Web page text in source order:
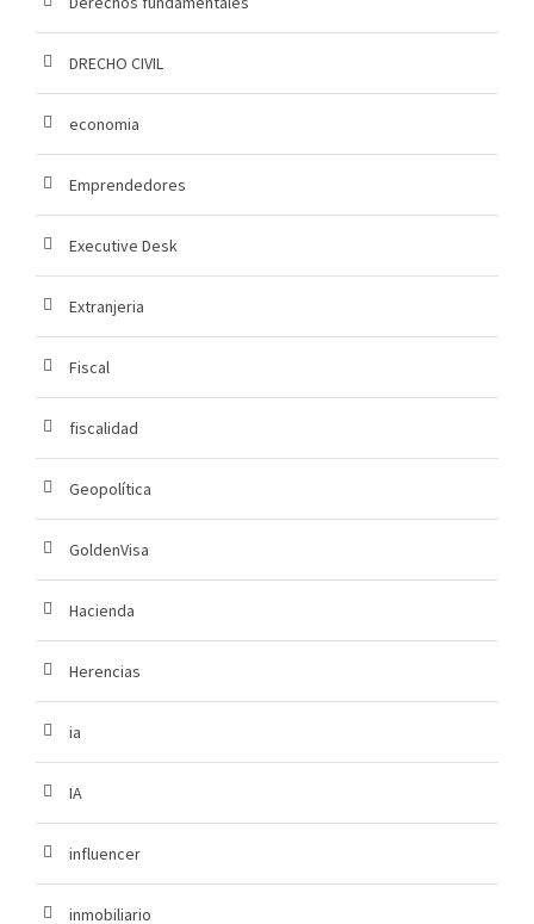
DRECHO CIVIL
economia
Emprendedores
Executive Desk
Extranjeria
Fiscal
fiscalidad
Geopolítica
GoldenVisa
Hacienda
Herencias
ia
IA
influencer
inmobiliario